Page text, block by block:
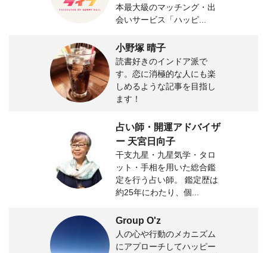
本最大級のマッチング・出
会いサービス「ハッピ...
小野塚 晴子
読書好きのインドア派で
す。恋に消極的な人にも楽
しめるような記事を目指し
ます！
占い師・開運アドバイザ
ー 天宮日向子
干支九星・九星気学・タロ
ット・手相を用いた総合鑑
定を行う占い師。 鑑定歴は
約25年にわたり、個...
Group O'z
人の心や行動のメカニズム
にアプローチしてハッピー